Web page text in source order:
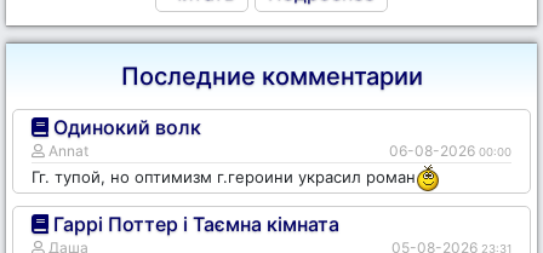
Последние комментарии
Одинокий волк
Annat 06-08-2026 00:00
Гг. тупой, но оптимизм г.героини украсил роман
Гаррі Поттер і Таємна кімната
Даша 05-08-2026 23:31